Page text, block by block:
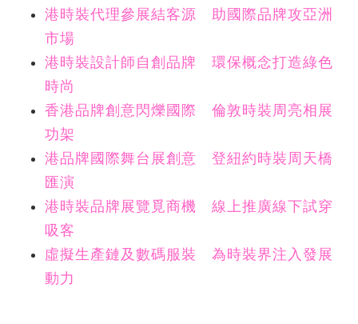
港時裝代理參展結客源 助國際品牌攻亞洲
市場
港時裝設計師自創品牌 環保概念打造綠色
時尚
香港品牌創意閃爍國際 倫敦時裝周亮相展
功架
港品牌國際舞台展創意 登紐約時裝周天橋
匯演
港時裝品牌展覽覓商機 線上推廣線下試穿
吸客
虛擬生產鏈及數碼服裝 為時裝界注入發展
動力